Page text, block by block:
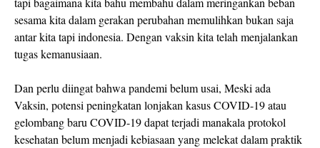
sesama kita dalam gerakan perubahan memulihkan bukan saja
antar kita tapi indonesia. Dengan vaksin kita telah menjalankan
tugas kemanusiaan.
Dan perlu diingat bahwa pandemi belum usai, Meski ada
Vaksin, potensi peningkatan lonjakan kasus COVID-19 atau
gelombang baru COVID-19 dapat terjadi manakala protokol
kesehatan belum menjadi kebiasaan yang melekat dalam praktik